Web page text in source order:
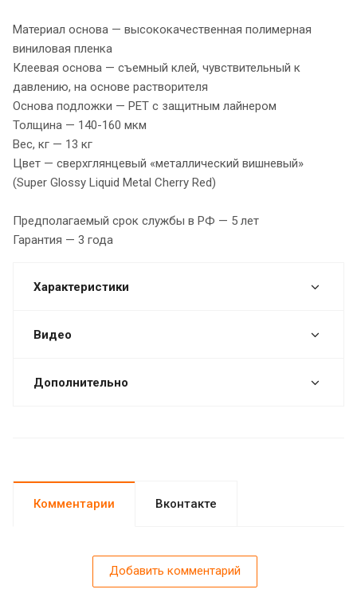
Материал основа — высококачественная полимерная
виниловая пленка
Клеевая основа — съемный клей, чувствительный к
давлению, на основе растворителя
Основа подложки — PET с защитным лайнером
Толщина — 140-160 мкм
Вес, кг — 13 кг
Цвет — сверхглянцевый «металлический вишневый»
(Super Glossy Liquid Metal Cherry Red)
Предполагаемый срок службы в РФ — 5 лет
Гарантия — 3 года
Характеристики
Видео
Дополнительно
Комментарии Вконтакте
Добавить комментарий